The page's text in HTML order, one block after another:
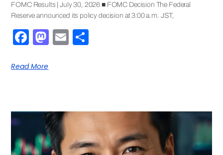
FOMC Results | July 30, 2026 ■ FOMC Decision The Federal
Reserve announced its policy decision at 3:00 a.m. JST,
Facebook
Mastodon
Email
Read More